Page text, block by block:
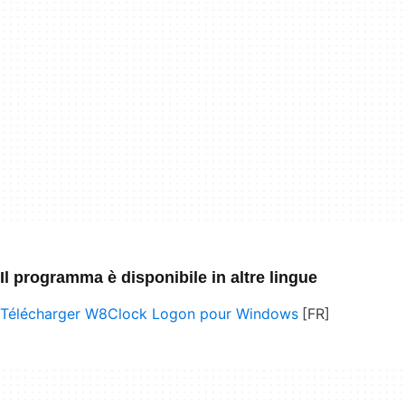
Il programma è disponibile in altre lingue
Télécharger W8Clock Logon pour Windows